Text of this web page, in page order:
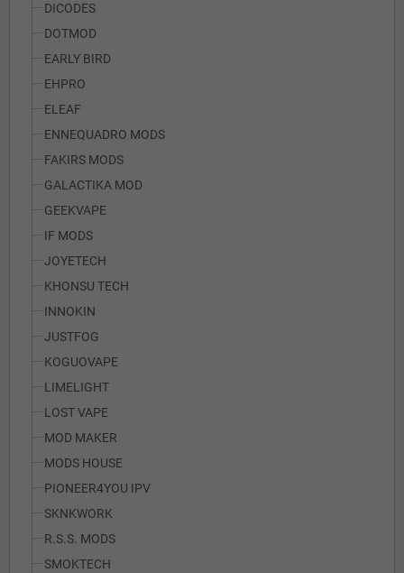
DICODES
DOTMOD
EARLY BIRD
EHPRO
ELEAF
ENNEQUADRO MODS
FAKIRS MODS
GALACTIKA MOD
GEEKVAPE
IF MODS
JOYETECH
KHONSU TECH
INNOKIN
JUSTFOG
KOGUOVAPE
LIMELIGHT
LOST VAPE
MOD MAKER
MODS HOUSE
PIONEER4YOU IPV
SKNKWORK
R.S.S. MODS
SMOKTECH